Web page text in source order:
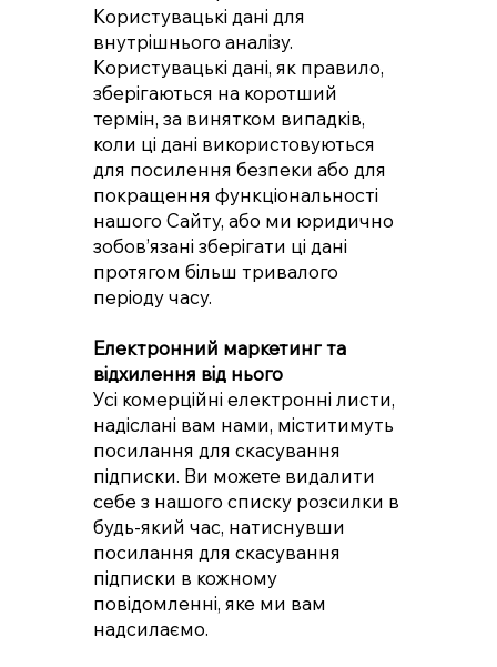
Користувацькі дані для
внутрішнього аналізу.
Користувацькі дані, як правило,
зберігаються на коротший
термін, за винятком випадків,
коли ці дані використовуються
для посилення безпеки або для
покращення функціональності
нашого Сайту, або ми юридично
зобов’язані зберігати ці дані
протягом більш тривалого
періоду часу.
Електронний маркетинг та
відхилення від нього
Усі комерційні електронні листи,
надіслані вам нами, міститимуть
посилання для скасування
підписки. Ви можете видалити
себе з нашого списку розсилки в
будь-який час, натиснувши
посилання для скасування
підписки в кожному
повідомленні, яке ми вам
надсилаємо.